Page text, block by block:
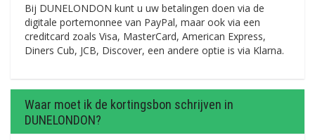
Bij DUNELONDON kunt u uw betalingen doen via de
digitale portemonnee van PayPal, maar ook via een
creditcard zoals Visa, MasterCard, American Express,
Diners Cub, JCB, Discover, een andere optie is via Klarna.
Waar moet ik de kortingsbon schrijven in
DUNELONDON?